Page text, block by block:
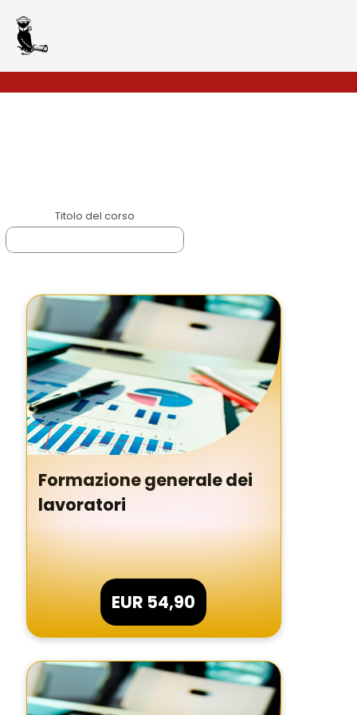
Titolo del corso
Formazione generale dei
lavoratori
EUR 54,90
gestione Cookie per
cookie tecnici per fornire
alcuni servizi.
Continuando la
navigazione, o cliccando
sul pulsante di seguito,
acconsenti al loro utilizzo
in conformità alla nostra
Informativa sulla
Privacye
Cookie Policy
. Il consenso
può essere revocato in
qualsiasi momento.
Accetta tutti